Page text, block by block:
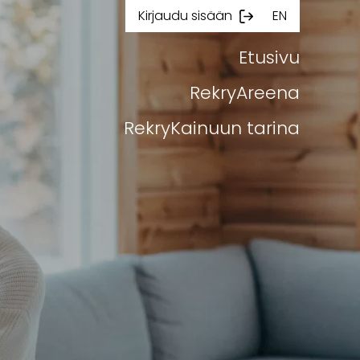
Kirjaudu sisään EN
Etusivu
RekryAreena
RekryKainuun tarina